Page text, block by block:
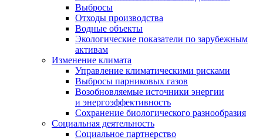
Выбросы
Отходы производства
Водные объекты
Экологические показатели по зарубежным
активам
Изменение климата
Управление климатическими рисками
Выбросы парниковых газов
Возобновляемые источники энергии
и энергоэффективность
Сохранение биологического разнообразия
Социальная деятельность
Социальное партнерство